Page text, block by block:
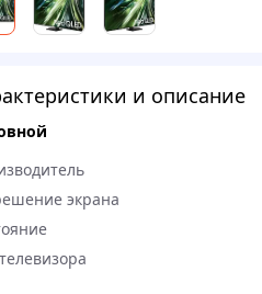
и описание
экрана